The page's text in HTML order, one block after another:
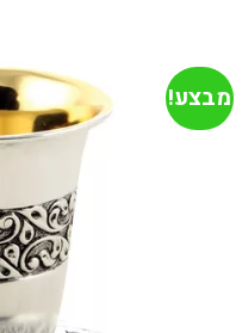
מבצע!